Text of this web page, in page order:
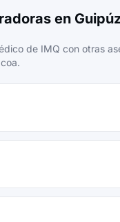
en
de IMQ con otras